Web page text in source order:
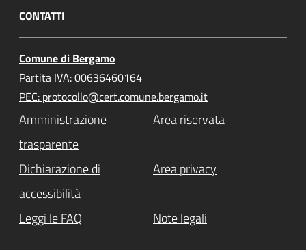
CONTATTI
Comune di Bergamo
Partita IVA: 00636460164
PEC: protocollo@cert.comune.bergamo.it
Amministrazione
trasparente
Area riservata
Dichiarazione di
accessibilità
Area privacy
Leggi le FAQ Note legali